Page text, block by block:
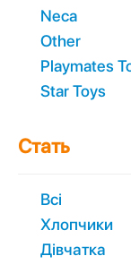
Neca
Other
Playmates
Star Toys
Стать
Всі
Хлопчики
Дівчатка